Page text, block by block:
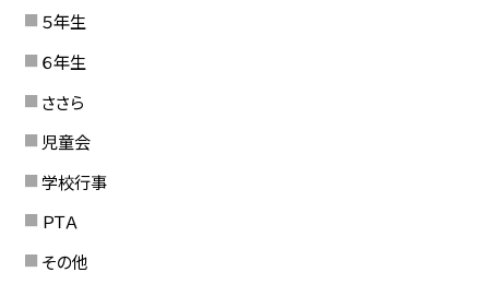
５年生
６年生
ささら
児童会
学校行事
ＰＴＡ
その他